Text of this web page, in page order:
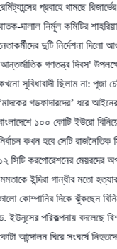
প্রবাহে থামছে রিজার্ভের পতন:
কমিটির শাহরিয়ার কবির
দুটি নির্দেশনা দিলো আওয়ামী লীগ
দিবস' উপলক্ষে নয়াপল্টনে
ছিলাম না: পূজা চেরি
ধরে আইনের আওতায়
কোটি ইউরো বিনিয়োগ করবে
হবে সেটি রাজনৈতিক সিদ্ধান্ত,
মেয়রদের অপসারণ,
গান্ধীর মতো হত্যার হুমকি'
দিকে ঝুঁকছেন বিনিয়োগকারীরা
বদলেছে বিশ্ব
ঘিরে সংঘর্ষে নিহতদের স্মরণে